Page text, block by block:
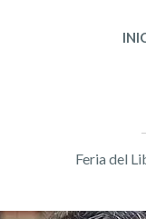
Feria del